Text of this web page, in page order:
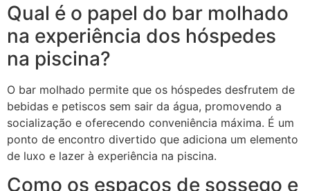
Qual é o papel do bar molhado
na experiência dos hóspedes
na piscina?
O bar molhado permite que os hóspedes desfrutem de
bebidas e petiscos sem sair da água, promovendo a
socialização e oferecendo conveniência máxima. É um
ponto de encontro divertido que adiciona um elemento
de luxo e lazer à experiência na piscina.
Como os espaços de sossego e